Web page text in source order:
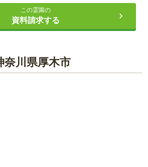
ト編集部
置する霊園です。164台の大型駐車場を
室など施設設備が充実していて大変便利
「伊勢原駅」からタクシーでも5～6分ほ
思います。 また大切なペットといっしょ
。細い道はなく、入口もわかりやすい
この霊園の
資料請求する
奈川県厚木市